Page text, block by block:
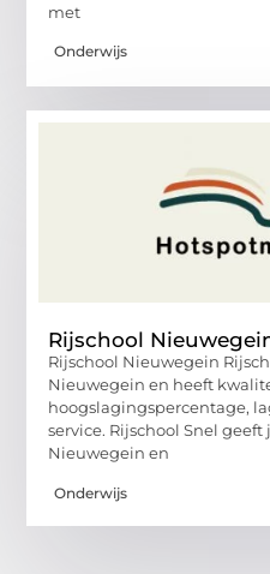
met
Onderwijs
Rijschool
Rijschool Nieuwegein
Nieuwegein en heeft
hoogslagingspercentage,
service. Rijschool Snel
Nieuwegein en
Onderwijs